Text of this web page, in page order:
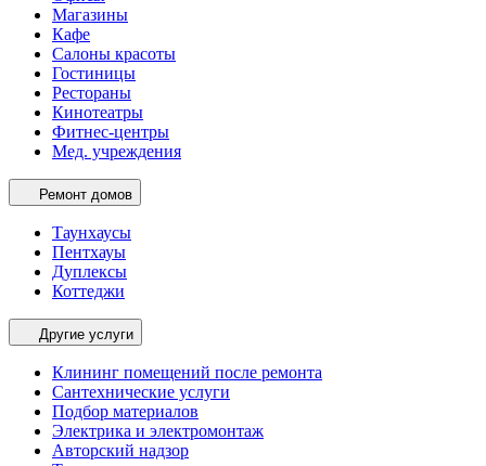
Магазины
Кафе
Салоны красоты
Гостиницы
Рестораны
Кинотеатры
Фитнес-центры
Мед. учреждения
Ремонт домов
Таунхаусы
Пентхауы
Дуплексы
Коттеджи
Другие услуги
Клининг помещений после ремонта
Сантехнические услуги
Подбор материалов
Электрика и электромонтаж
Авторский надзор